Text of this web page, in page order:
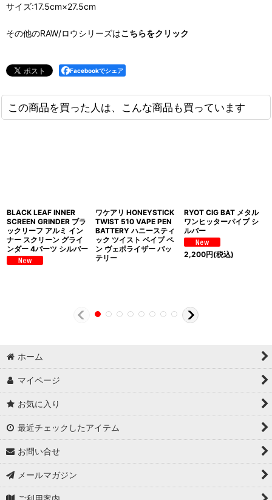
サイズ:17.5cm×27.5cm
その他のRAW/ロウシリーズはこちらをクリック
Facebookでシェア
この商品を買った人は、こんな商品も買っています
BLACK LEAF INNER
SCREEN GRINDER ブラ
ックリーフ アルミ イン
ナー スクリーン グライ
ンダー 4パーツ シルバー
ワケアリ HONEYSTICK
TWIST 510 VAPE PEN
BATTERY ハニースティ
ック ツイスト ベイプ ペ
ン ヴェポライザー バッ
テリー
RYOT CIG BAT メタル
ワンヒッターパイプ シ
ルバー
2,200円(税込)
ホーム
マイページ
お気に入り
最近チェックしたアイテム
お問い合せ
メールマガジン